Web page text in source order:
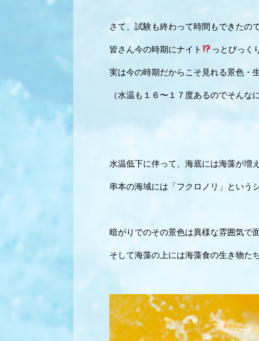
さて、試験も終わって時間もできたの
皆さん今の時期にナイト っとびっく
実は今の時期だからこそ見れる景色・
（水温も１６〜１７度あるのでそんな
水温低下に伴って、海底には海藻が増
串本の海域には「フクロノリ」という
暗がりでのその景色は異様な雰囲気で
そして海藻の上には海藻食の生き物た